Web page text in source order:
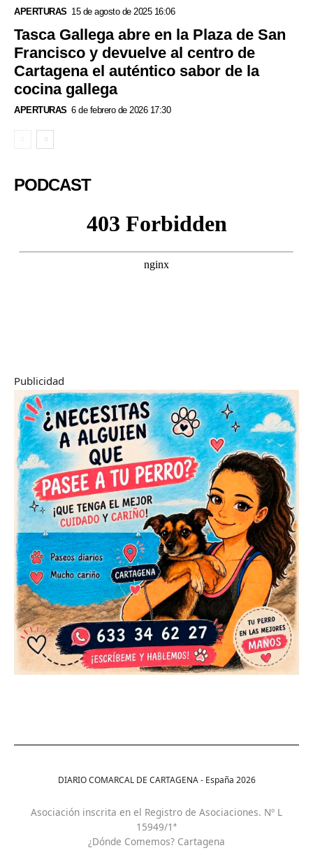
APERTURAS 15 de agosto de 2025 16:06
Tasca Gallega abre en la Plaza de San
Francisco y devuelve al centro de
Cartagena el auténtico sabor de la
cocina gallega
APERTURAS 6 de febrero de 2026 17:30
PODCAST
Publicidad
DIARIO COMARCAL DE CARTAGENA - España 2026
Asociación inscrita en el Registro de Asociaciones. Nº L
15949/1ª
¿Dónde Comemos? Cartagena